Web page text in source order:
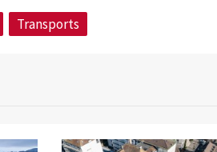
Transports